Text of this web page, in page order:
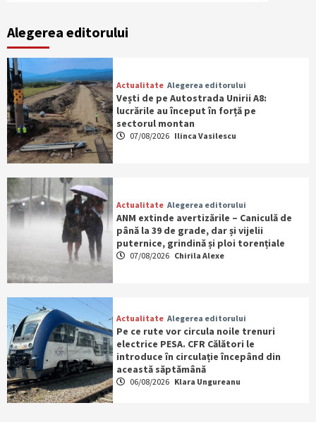
Alegerea editorului
Actualitate Alegerea editorului
Vești de pe Autostrada Unirii A8:
lucrările au început în forță pe
sectorul montan
07/08/2026 Ilinca Vasilescu
Actualitate Alegerea editorului
ANM extinde avertizările – Caniculă de
până la 39 de grade, dar și vijelii
puternice, grindină și ploi torențiale
07/08/2026 Chirila Alexe
Actualitate Alegerea editorului
Pe ce rute vor circula noile trenuri
electrice PESA. CFR Călători le
introduce în circulație începând din
această săptămână
06/08/2026 Klara Ungureanu